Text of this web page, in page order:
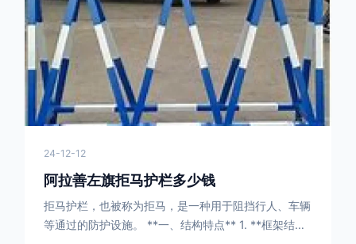
24-12-12
阿拉善左旗拒马护栏多少钱
拒马护栏，也被称为拒马，是一种用于阻挡行人、车辆
等通过的防护设施。 **一、结构特点** 1. **框架结构